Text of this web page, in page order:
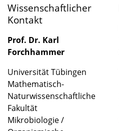
Wissenschaftlicher
Kontakt
Prof. Dr. Karl
Forchhammer
Universität Tübingen
Mathematisch-
Naturwissenschaftliche
Fakultät
Mikrobiologie /